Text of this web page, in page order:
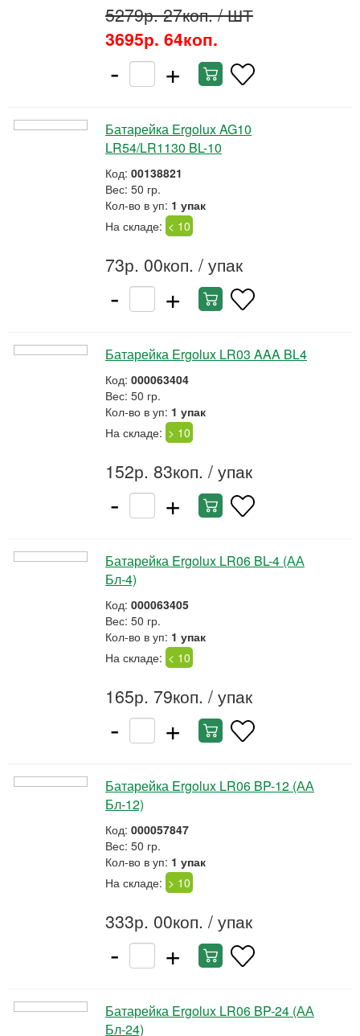
5279р. 27коп./ ШТ
3695р. 64коп.
- +
Батарейка Ergolux AG10
LR54/LR1130 BL-10
Код: 00138821
Вес: 50 гр.
Кол-во в уп: 1 упак
На складе: < 10
73р. 00коп. / упак
- +
Батарейка Ergolux LR03 AAA BL4
Код: 000063404
Вес: 50 гр.
Кол-во в уп: 1 упак
На складе: > 10
152р. 83коп. / упак
- +
Батарейка Ergolux LR06 BL-4 (АА
Бл-4)
Код: 000063405
Вес: 50 гр.
Кол-во в уп: 1 упак
На складе: < 10
165р. 79коп. / упак
- +
Батарейка Ergolux LR06 BP-12 (АА
Бл-12)
Код: 000057847
Вес: 50 гр.
Кол-во в уп: 1 упак
На складе: > 10
333р. 00коп. / упак
- +
Батарейка Ergolux LR06 BP-24 (АА
Бл-24)